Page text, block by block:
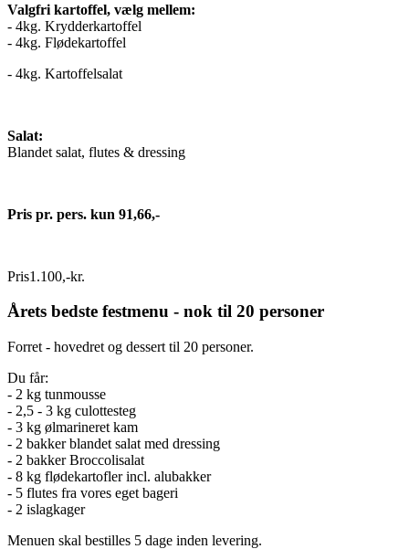
Valgfri kartoffel, vælg mellem:
- 4kg. Krydderkartoffel
- 4kg. Flødekartoffel
- 4kg. Kartoffelsalat
Salat:
Blandet salat, flutes & dressing
Pris pr. pers. kun 91,66,-
Pris1.100,-kr.
Årets bedste festmenu - nok til 20 personer
Forret - hovedret og dessert til 20 personer.
Du får:
- 2 kg tunmousse
- 2,5 - 3 kg culottesteg
- 3 kg ølmarineret kam
- 2 bakker blandet salat med dressing
- 2 bakker Broccolisalat
- 8 kg flødekartofler incl. alubakker
- 5 flutes fra vores eget bageri
- 2 islagkager
Menuen skal bestilles 5 dage inden levering.